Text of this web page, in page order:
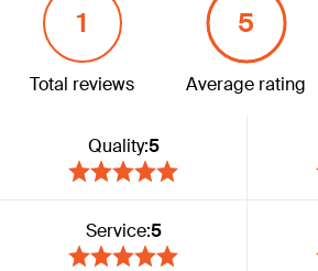
1
Total reviews
5
Average rating
Quality:5
Service:5